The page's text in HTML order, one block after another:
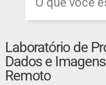
Laboratório de
Dados e
Remoto